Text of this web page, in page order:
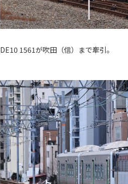
DE10 1561が吹田（信）まで牽引。